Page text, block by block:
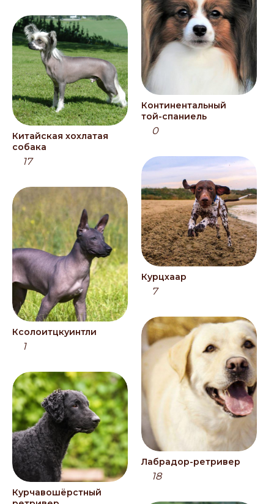
Китайская хохлатая
собака
17
Ксолоитцкуинтли
1
Курчавошёрстный
Континентальный
той-спаниель
0
Курцхаар
7
Лабрадор-ретривер
18